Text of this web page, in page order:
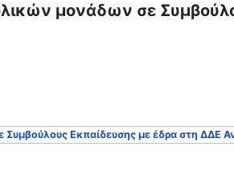
μονάδων σε
Συμβούλους Εκπαίδευσης με έδρα στη
ΘΕΣ/ΝΙΚΗΣ